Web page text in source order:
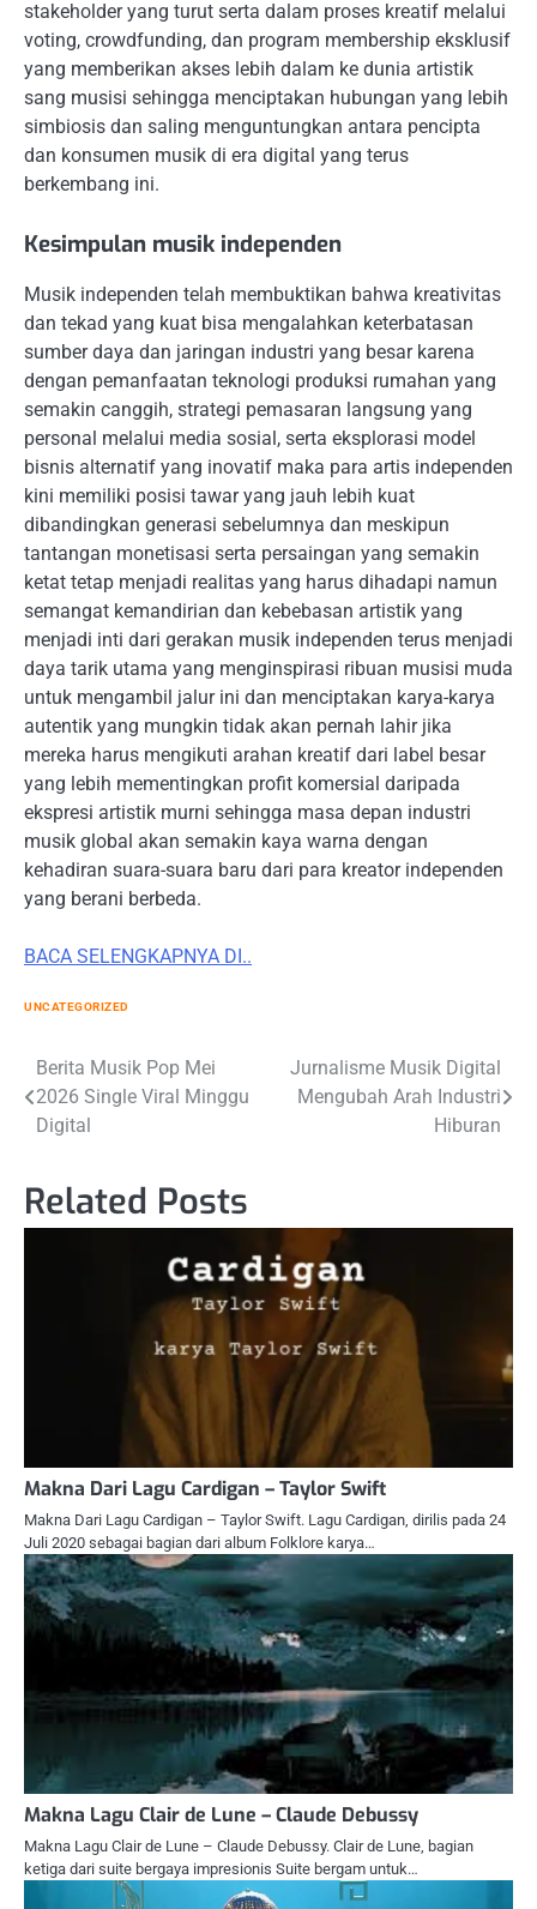
stakeholder yang turut serta dalam proses kreatif melalui
voting, crowdfunding, dan program membership eksklusif
yang memberikan akses lebih dalam ke dunia artistik
sang musisi sehingga menciptakan hubungan yang lebih
simbiosis dan saling menguntungkan antara pencipta
dan konsumen musik di era digital yang terus
berkembang ini.
Kesimpulan musik independen
Musik independen telah membuktikan bahwa kreativitas
dan tekad yang kuat bisa mengalahkan keterbatasan
sumber daya dan jaringan industri yang besar karena
dengan pemanfaatan teknologi produksi rumahan yang
semakin canggih, strategi pemasaran langsung yang
personal melalui media sosial, serta eksplorasi model
bisnis alternatif yang inovatif maka para artis independen
kini memiliki posisi tawar yang jauh lebih kuat
dibandingkan generasi sebelumnya dan meskipun
tantangan monetisasi serta persaingan yang semakin
ketat tetap menjadi realitas yang harus dihadapi namun
semangat kemandirian dan kebebasan artistik yang
menjadi inti dari gerakan musik independen terus menjadi
daya tarik utama yang menginspirasi ribuan musisi muda
untuk mengambil jalur ini dan menciptakan karya-karya
autentik yang mungkin tidak akan pernah lahir jika
mereka harus mengikuti arahan kreatif dari label besar
yang lebih mementingkan profit komersial daripada
ekspresi artistik murni sehingga masa depan industri
musik global akan semakin kaya warna dengan
kehadiran suara-suara baru dari para kreator independen
yang berani berbeda.
BACA SELENGKAPNYA DI..
UNCATEGORIZED
Post
navigation
Berita Musik Pop Mei
2026 Single Viral Minggu
Digital
Jurnalisme Musik Digital
Mengubah Arah Industri
Hiburan
Related Posts
Makna Dari Lagu Cardigan – Taylor Swift
Makna Dari Lagu Cardigan – Taylor Swift. Lagu Cardigan, dirilis pada 24
Juli 2020 sebagai bagian dari album Folklore karya…
Makna Lagu Clair de Lune – Claude Debussy
Makna Lagu Clair de Lune – Claude Debussy. Clair de Lune, bagian
ketiga dari suite bergaya impresionis Suite bergam untuk…